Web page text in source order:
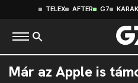
TELEX AFTER G7
Már az Apple is